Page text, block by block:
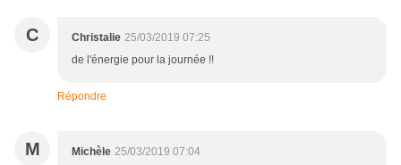
C Christalie 25/03/2019 07:25
de l'énergie pour la journée !!
Répondre
M Michèle 25/03/2019 07:04